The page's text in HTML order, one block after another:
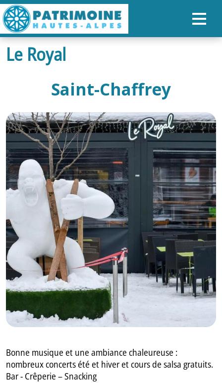
ACCUEIL
NOS PARCOURS
PATRIMOINE
RANDONNÉES
ORGANISER SON SÉJOUR
RECHERCHER
Le Royal
Saint-Chaffrey
Bonne musique et une ambiance chaleureuse :
nombreux concerts été et hiver et cours de salsa gratuits.
Bar - Crêperie – Snacking